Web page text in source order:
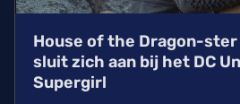
House of the Dragon-
sluit zich aan bij het DC
Supergirl